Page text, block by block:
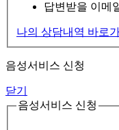
답변받을 이메
나의 상담내역 바로가
음성서비스 신청
닫기
음성서비스 신청